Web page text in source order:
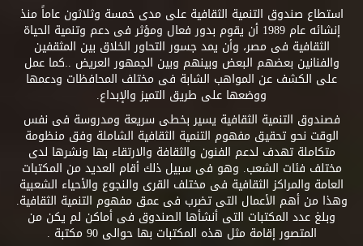
استطاع صندوق التنمية الثقافية على مدى خمسة وثلاثون عاماً منذ
إنشائه عام 1989 أن يقوم بدور فعال ومؤثر فى دعم وتنمية الحياة
الثقافية فى مصر، وأن يمد جسور التحاور الخلاق بين المثقفين
والفنانين بعضهم البعض وبينهم وبين الجمهور العريض ..كما عمل
على الكشف عن المواهب الشابة فى مختلف المحافظات ودعمها
ووضعها على طريق التميز والإبداع.
فصندوق التنمية الثقافية يسير بخطى سريعة ومدروسة فى نفس
الوقت نحو تحقيق مفهوم التنمية الثقافية الشاملة وفق منظومة
متكاملة تهدف لدعم الفنون والثقافة والارتقاء بها ونشرها لدى
مختلف فئات الشعب. وهو فى سبيل ذلك أقام العديد من المكتبات
العامة والمراكز الثقافية فى مختلف القرى والنجوع والأحياء الشعبية
وهذا من أهم الأعمال التى تضرب فى عمق مفهوم التنمية الثقافية.
وبلغ عدد المكتبات التى أنشأها الصندوق فى أماكن لم يكن من
المتصور إقامة مثل هذه المكتبات بها حوالى 90 مكتبة .